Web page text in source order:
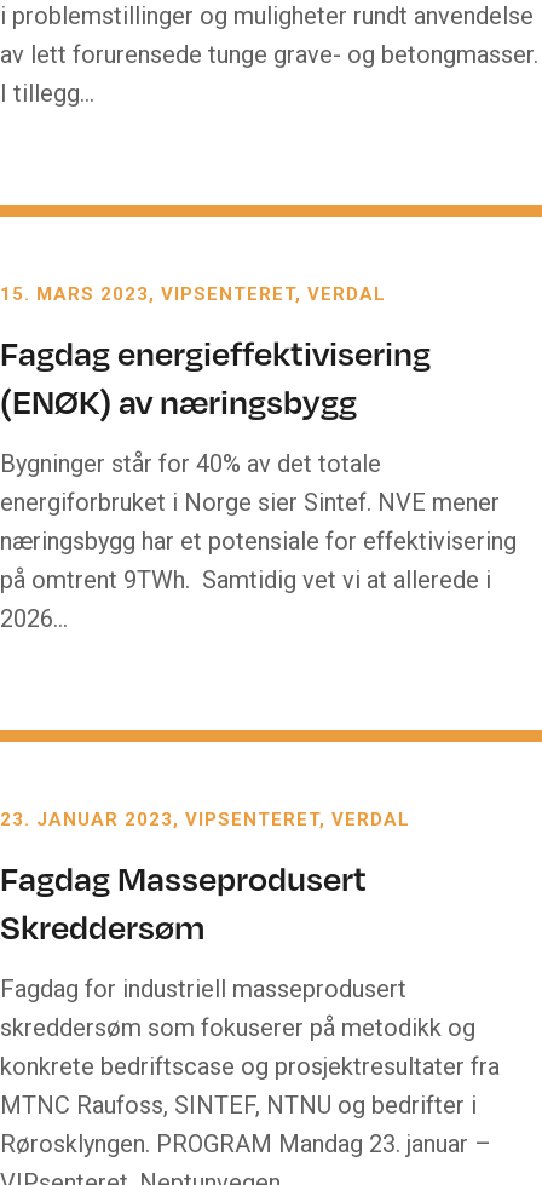
i problemstillinger og muligheter rundt anvendelse
av lett forurensede tunge grave- og betongmasser.
I tillegg…
15. MARS 2023 VIPSENTERET, VERDAL
Fagdag energieffektivisering
(ENØK) av næringsbygg
Bygninger står for 40% av det totale
energiforbruket i Norge sier Sintef. NVE mener
næringsbygg har et potensiale for effektivisering
på omtrent 9TWh. Samtidig vet vi at allerede i
2026…
23. JANUAR 2023 VIPSENTERET, VERDAL
Fagdag Masseprodusert
Skreddersøm
Fagdag for industriell masseprodusert
skreddersøm som fokuserer på metodikk og
konkrete bedriftscase og prosjektresultater fra
MTNC Raufoss, SINTEF, NTNU og bedrifter i
Rørosklyngen. PROGRAM Mandag 23. januar –